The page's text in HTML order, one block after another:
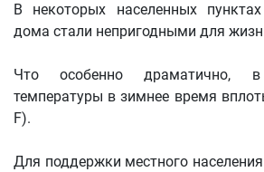
В некоторых населенных
дома стали непригодными для
Что особенно драматично,
температуры в зимнее время
F).
Для поддержки местного